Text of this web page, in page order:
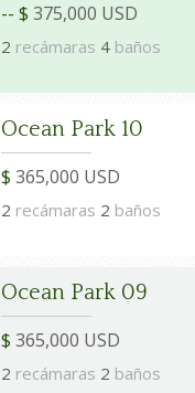
-- $ 375,000 USD
2 recámaras 4 baños
Ocean Park 10
$ 365,000 USD
2 recámaras 2 baños
Ocean Park 09
$ 365,000 USD
2 recámaras 2 baños